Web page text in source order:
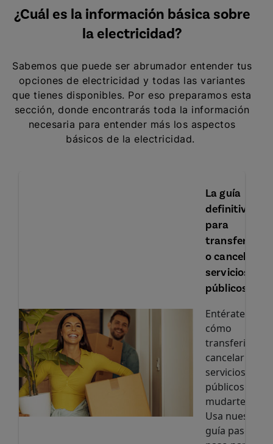
¿Cuál es la información básica sobre
la electricidad?
Sabemos que puede ser abrumador entender tus
opciones de electricidad y todas las variantes
que tienes disponibles. Por eso preparamos esta
sección, donde encontrarás toda la información
necesaria para entender más los aspectos
básicos de la electricidad.
La guía
definitiva
para
transferir
o cancelar
servicios
públicos
Entérate
cómo
transferir o
cancelar los
servicios
públicos al
mudarte.
Usa nuestra
guía paso a